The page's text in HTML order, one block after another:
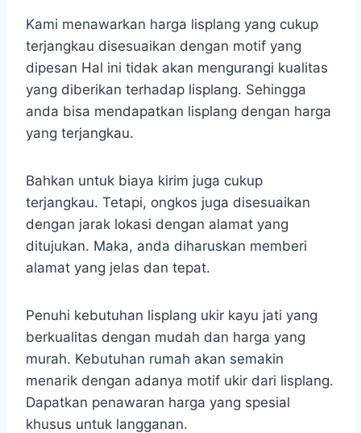
Kami menawarkan harga lisplang yang cukup
terjangkau disesuaikan dengan motif yang
dipesan Hal ini tidak akan mengurangi kualitas
yang diberikan terhadap lisplang. Sehingga
anda bisa mendapatkan lisplang dengan harga
yang terjangkau.
Bahkan untuk biaya kirim juga cukup
terjangkau. Tetapi, ongkos juga disesuaikan
dengan jarak lokasi dengan alamat yang
ditujukan. Maka, anda diharuskan memberi
alamat yang jelas dan tepat.
Penuhi kebutuhan lisplang ukir kayu jati yang
berkualitas dengan mudah dan harga yang
murah. Kebutuhan rumah akan semakin
menarik dengan adanya motif ukir dari lisplang.
Dapatkan penawaran harga yang spesial
khusus untuk langganan.